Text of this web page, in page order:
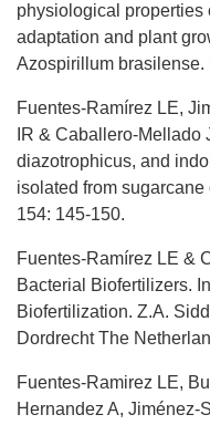
physiological properties
adaptation and plant
Azospirillum brasilense.
Fuentes-Ramírez LE,
IR & Caballero-Mellado
diazotrophicus, and
isolated from
154: 145-150.
Fuentes-Ramírez LE &
Bacterial Biofertilizers.
Biofertilization. Z.A.
Dordrecht The
Fuentes-Ramirez LE,
Hernandez A, Jiménez-